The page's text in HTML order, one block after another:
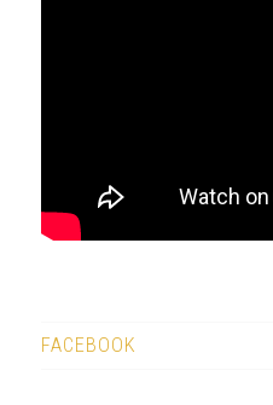
FACEBOOK